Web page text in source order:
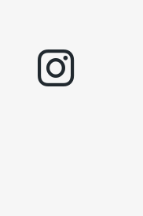
instagram